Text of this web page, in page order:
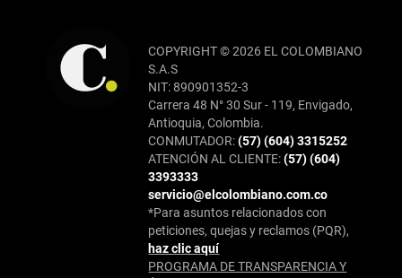
COPYRIGHT © 2026 EL COLOMBIANO
S.A.S
NIT: 890901352-3
Carrera 48 N° 30 Sur - 119, Envigado,
Antioquia, Colombia.
CONMUTADOR:(57) (604) 3315252
ATENCIÓN AL CLIENTE:(57) (604)
3393333
servicio@elcolombiano.com.co
*Para asuntos relacionados con
peticiones, quejas y reclamos (PQR),
haz clic aquí
PROGRAMA DE TRANSPARENCIA Y